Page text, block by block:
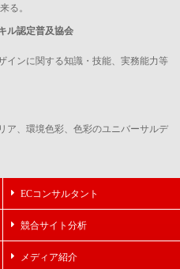
る。
ル認定普及協会
インに関する知識・技能、実務能力等
ア、環境色彩、色彩のユニバーサルデ
ECコンサルタント
競合サイト分析
メディア紹介